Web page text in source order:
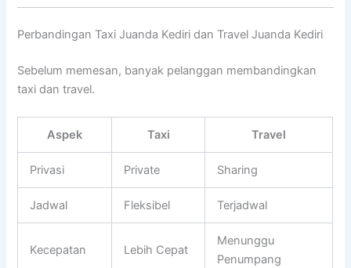
Perbandingan Taxi Juanda Kediri dan Travel Juanda Kediri
Sebelum memesan, banyak pelanggan membandingkan
taxi dan travel.
Aspek Taxi Travel
Privasi Private Sharing
Jadwal Fleksibel Terjadwal
Kecepatan Lebih Cepat
Menunggu
Penumpang